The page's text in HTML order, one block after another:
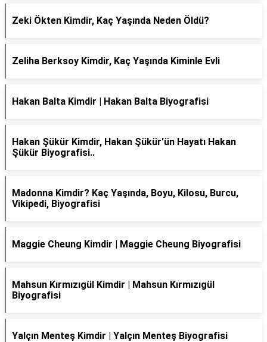
Zeki Ökten Kimdir, Kaç Yaşında Neden Öldü?
Zeliha Berksoy Kimdir, Kaç Yaşında Kiminle Evli
Hakan Balta Kimdir | Hakan Balta Biyografisi
Hakan Şükür Kimdir, Hakan Şükür'ün Hayatı Hakan
Şükür Biyografisi..
Madonna Kimdir? Kaç Yaşında, Boyu, Kilosu, Burcu,
Vikipedi, Biyografisi
Maggie Cheung Kimdir | Maggie Cheung Biyografisi
Mahsun Kırmızıgül Kimdir | Mahsun Kırmızıgül
Biyografisi
Yalçın Menteş Kimdir | Yalçın Menteş Biyografisi